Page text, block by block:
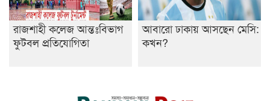
রাজশাহী কলেজ আন্তঃবিভাগ
ফুটবল প্রতিযোগিতা
আবারো ঢাকায় আসছেন মেসি:
কখন?